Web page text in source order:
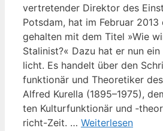
ver­tre­ten­der Direk­tor des
Pots­dam, hat im Febru­ar 2013
gehal­ten mit dem Titel »Wie
Sta­li­nist?« Dazu hat er nun
licht. Es han­delt über den
funk­tio­när und Theo­re­ti­ker
Alfred Kurel­la (1895–1975),
ten Kul­tur­funk­tio­när und
richt-Zeit. … Wei­ter­le­sen